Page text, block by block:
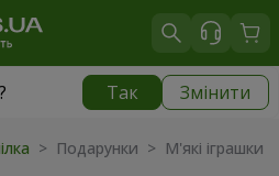
? Так Змінити
| безкоштовно
> Подарунки > М'які іграшки